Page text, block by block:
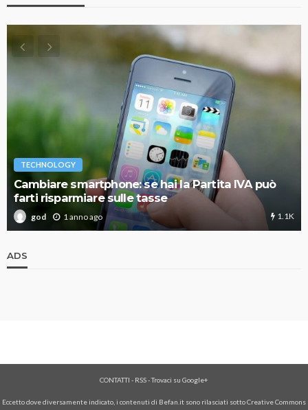
TECHNOLOGY
Cambiare smartphone: se hai la Partita IVA può
farti risparmiare sulle tasse
god 1 anno ago 1.1K
ADS
CONTATTI - RSS-Trovaci su Google+
Eccetto dove diversamente indicato, i contenuti di Befan.it sono rilasciati sotto Creative Commons